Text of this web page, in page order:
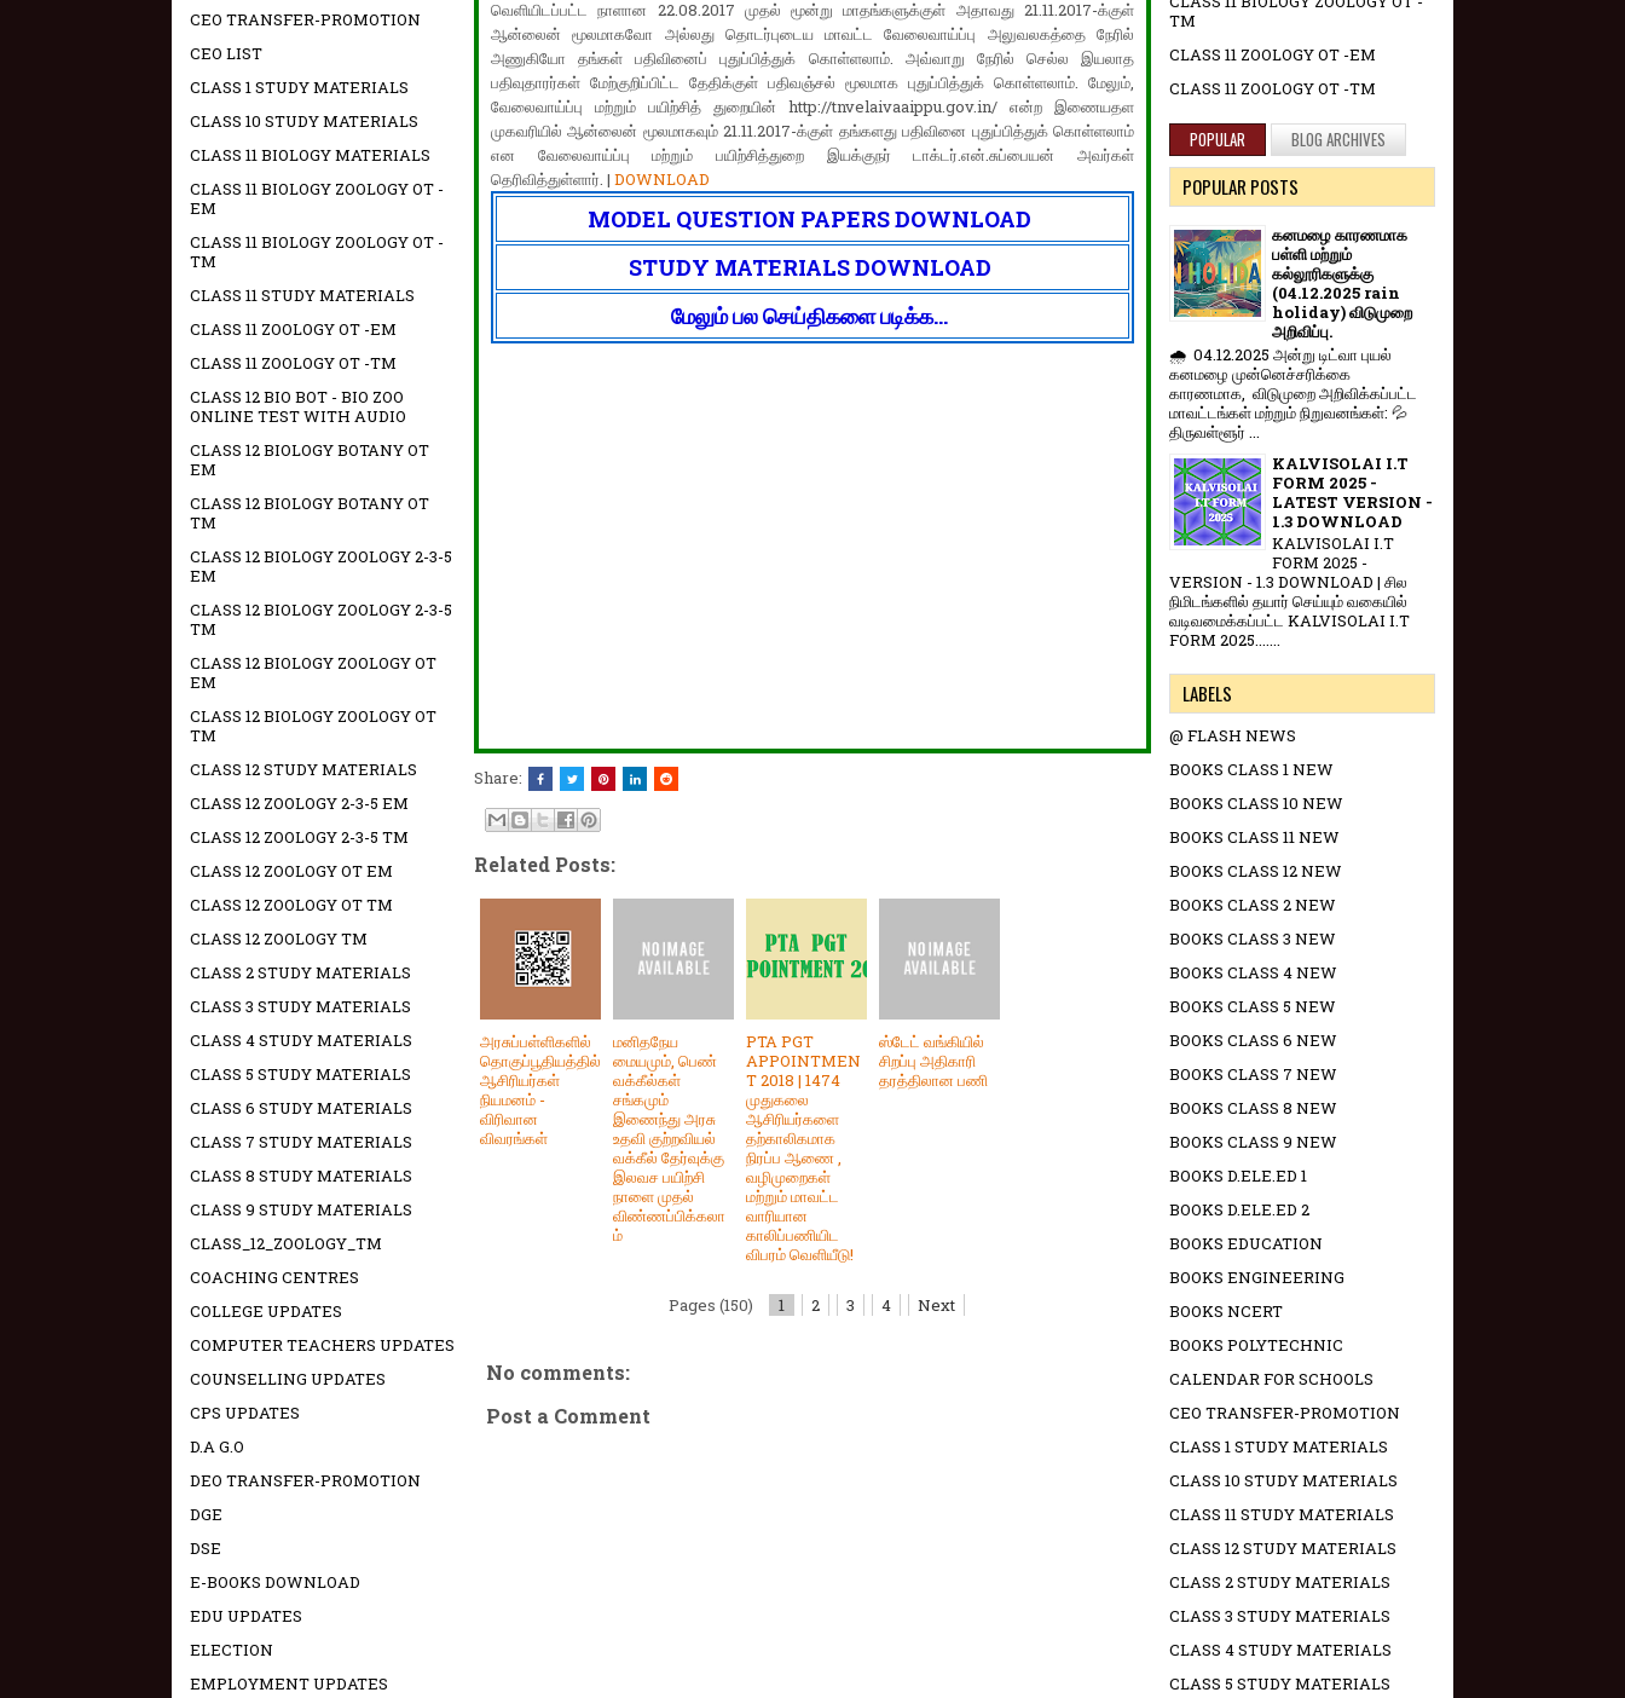
வெளியிடப்பட்ட நாளான 22.08.2017 முதல் மூன்று மாதங்களுக்குள் அதாவது 21.11.2017-க்குள்
ஆன்லைன் மூலமாகவோ அல்லது தொடர்புடைய மாவட்ட வேலைவாய்ப்பு அலுவலகத்தை நேரில்
அணுகியோ தங்கள் பதிவினைப் புதுப்பித்துக் கொள்ளலாம். அவ்வாறு நேரில் செல்ல இயலாத
பதிவுதாரர்கள் மேற்குறிப்பிட்ட தேதிக்குள் பதிவஞ்சல் மூலமாக புதுப்பித்துக் கொள்ளலாம். மேலும்,
வேலைவாய்ப்பு மற்றும் பயிற்சித் துறையின் http://tnvelaivaaippu.gov.in/ என்ற இணையதள
முகவரியில் ஆன்லைன் மூலமாகவும் 21.11.2017-க்குள் தங்களது பதிவினை புதுப்பித்துக் கொள்ளலாம்
என வேலைவாய்ப்பு மற்றும் பயிற்சித்துறை இயக்குநர் டாக்டர்.என்.சுப்பையன் அவர்கள்
தெரிவித்துள்ளார். | DOWNLOAD
MODEL QUESTION PAPERS DOWNLOAD
STUDY MATERIALS DOWNLOAD
மேலும் பல செய்திகளை படிக்க...
Share:
Related Posts:
அரசுப்பள்ளிகளில்
தொகுப்பூதியத்தில்
ஆசிரியர்கள்
நியமனம் -
விரிவான
விவரங்கள்
மனிதநேய
மையமும், பெண்
வக்கீல்கள்
சங்கமும்
இணைந்து அரசு
உதவி குற்றவியல்
வக்கீல் தேர்வுக்கு
இலவச பயிற்சி
நாளை முதல்
விண்ணப்பிக்கலா
ம்
PTA PGT
APPOINTMEN
T 2018 | 1474
முதுகலை
ஆசிரியர்களை
தற்காலிகமாக
நிரப்ப ஆணை ,
வழிமுறைகள்
மற்றும் மாவட்ட
வாரியான
காலிப்பணியிட
விபரம் வெளியீடு!
ஸ்டேட் வங்கியில்
சிறப்பு அதிகாரி
தரத்திலான பணி
Pages (150) 1 2 3 4 Next
No comments:
Post a Comment
CEO TRANSFER-PROMOTION
CEO LIST
CLASS 1 STUDY MATERIALS
CLASS 10 STUDY MATERIALS
CLASS 11 BIOLOGY MATERIALS
CLASS 11 BIOLOGY ZOOLOGY OT -
EM
CLASS 11 BIOLOGY ZOOLOGY OT -
TM
CLASS 11 STUDY MATERIALS
CLASS 11 ZOOLOGY OT -EM
CLASS 11 ZOOLOGY OT -TM
CLASS 12 BIO BOT - BIO ZOO
ONLINE TEST WITH AUDIO
CLASS 12 BIOLOGY BOTANY OT
EM
CLASS 12 BIOLOGY BOTANY OT
TM
CLASS 12 BIOLOGY ZOOLOGY 2-3-5
EM
CLASS 12 BIOLOGY ZOOLOGY 2-3-5
TM
CLASS 12 BIOLOGY ZOOLOGY OT
EM
CLASS 12 BIOLOGY ZOOLOGY OT
TM
CLASS 12 STUDY MATERIALS
CLASS 12 ZOOLOGY 2-3-5 EM
CLASS 12 ZOOLOGY 2-3-5 TM
CLASS 12 ZOOLOGY OT EM
CLASS 12 ZOOLOGY OT TM
CLASS 12 ZOOLOGY TM
CLASS 2 STUDY MATERIALS
CLASS 3 STUDY MATERIALS
CLASS 4 STUDY MATERIALS
CLASS 5 STUDY MATERIALS
CLASS 6 STUDY MATERIALS
CLASS 7 STUDY MATERIALS
CLASS 8 STUDY MATERIALS
CLASS 9 STUDY MATERIALS
CLASS_12_ZOOLOGY_TM
COACHING CENTRES
COLLEGE UPDATES
COMPUTER TEACHERS UPDATES
COUNSELLING UPDATES
CPS UPDATES
D.A G.O
DEO TRANSFER-PROMOTION
DGE
DSE
E-BOOKS DOWNLOAD
EDU UPDATES
ELECTION
EMPLOYMENT UPDATES
TM
CLASS 11 ZOOLOGY OT -EM
CLASS 11 ZOOLOGY OT -TM
POPULAR BLOG ARCHIVES
POPULAR POSTS
கனமழை காரணமாக
பள்ளி மற்றும்
கல்லூரிகளுக்கு
(04.12.2025 rain
holiday) விடுமுறை
அறிவிப்பு.
🌧️ 04.12.2025 அன்று டிட்வா புயல்
கனமழை முன்னெச்சரிக்கை
காரணமாக, விடுமுறை அறிவிக்கப்பட்ட
மாவட்டங்கள் மற்றும் நிறுவனங்கள்: 💦
திருவள்ளூர் ...
KALVISOLAI I.T
FORM 2025 -
LATEST VERSION -
1.3 DOWNLOAD
KALVISOLAI I.T
FORM 2025 -
VERSION - 1.3 DOWNLOAD | சில
நிமிடங்களில் தயார் செய்யும் வகையில்
வடிவமைக்கப்பட்ட KALVISOLAI I.T
FORM 2025.......
LABELS
@ FLASH NEWS
BOOKS CLASS 1 NEW
BOOKS CLASS 10 NEW
BOOKS CLASS 11 NEW
BOOKS CLASS 12 NEW
BOOKS CLASS 2 NEW
BOOKS CLASS 3 NEW
BOOKS CLASS 4 NEW
BOOKS CLASS 5 NEW
BOOKS CLASS 6 NEW
BOOKS CLASS 7 NEW
BOOKS CLASS 8 NEW
BOOKS CLASS 9 NEW
BOOKS D.ELE.ED 1
BOOKS D.ELE.ED 2
BOOKS EDUCATION
BOOKS ENGINEERING
BOOKS NCERT
BOOKS POLYTECHNIC
CALENDAR FOR SCHOOLS
CEO TRANSFER-PROMOTION
CLASS 1 STUDY MATERIALS
CLASS 10 STUDY MATERIALS
CLASS 11 STUDY MATERIALS
CLASS 12 STUDY MATERIALS
CLASS 2 STUDY MATERIALS
CLASS 3 STUDY MATERIALS
CLASS 4 STUDY MATERIALS
CLASS 5 STUDY MATERIALS